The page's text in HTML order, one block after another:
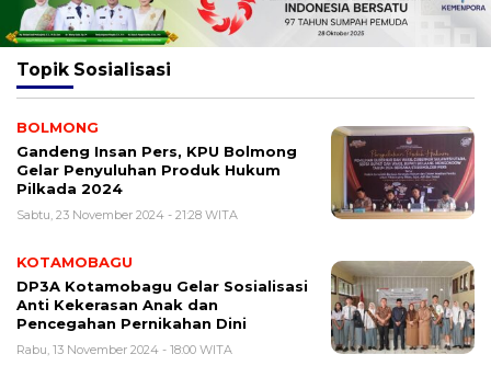
Topik Sosialisasi
BOLMONG
Gandeng Insan Pers, KPU Bolmong
Gelar Penyuluhan Produk Hukum
Pilkada 2024
Sabtu, 23 November 2024 - 21:28 WITA
KOTAMOBAGU
DP3A Kotamobagu Gelar Sosialisasi
Anti Kekerasan Anak dan
Pencegahan Pernikahan Dini
Rabu, 13 November 2024 - 18:00 WITA